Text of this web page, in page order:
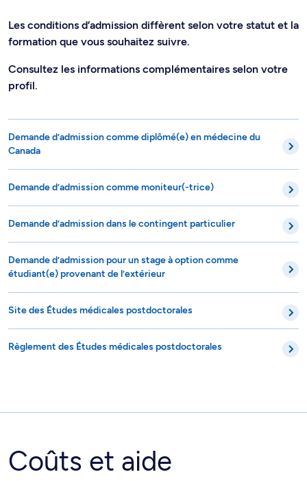
Les conditions d’admission diffèrent selon votre statut et la
formation que vous souhaitez suivre.
Consultez les informations complémentaires selon votre
profil.
Demande d’admission comme diplômé(e) en médecine du
Canada
Demande d’admission comme moniteur(-trice)
Demande d’admission dans le contingent particulier
Demande d’admission pour un stage à option comme
étudiant(e) provenant de l’extérieur
Site des Études médicales postdoctorales
Règlement des Études médicales postdoctorales
Coûts et aide